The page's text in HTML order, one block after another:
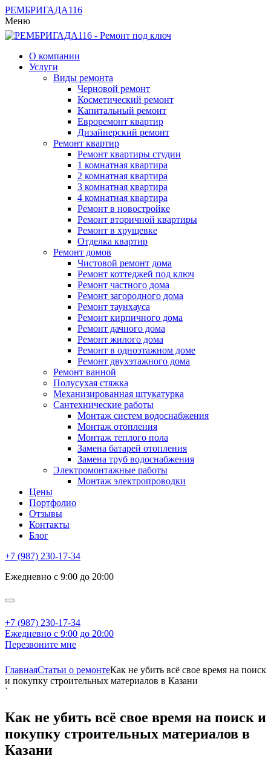
РЕМБРИГАДА116
Меню
О компании
Услуги
Виды ремонта
Черновой ремонт
Косметический ремонт
Капитальный ремонт
Евроремонт квартир
Дизайнерский ремонт
Ремонт квартир
Ремонт квартиры студии
1 комнатная квартира
2 комнатная квартира
3 комнатная квартира
4 комнатная квартира
Ремонт в новостройке
Ремонт вторичной квартиры
Ремонт в хрущевке
Отделка квартир
Ремонт домов
Чистовой ремонт дома
Ремонт коттеджей под ключ
Ремонт частного дома
Ремонт загородного дома
Ремонт таунхауса
Ремонт кирпичного дома
Ремонт дачного дома
Ремонт жилого дома
Ремонт в одноэтажном доме
Ремонт двухэтажного дома
Ремонт ванной
Полусухая стяжка
Механизированная штукатурка
Сантехнические работы
Монтаж систем водоснабжения
Монтаж отопления
Монтаж теплого пола
Замена батарей отопления
Замена труб водоснабжения
Электромонтажные работы
Монтаж электропроводки
Цены
Портфолио
Отзывы
Контакты
Блог
+7 (987) 230-17-34
Ежедневно с 9:00 до 20:00
+7 (987) 230-17-34
Ежедневно с 9:00 до 20:00
Перезвоните мне
ГлавнаяСтатьи о ремонтеКак не убить всё свое время на поиск
и покупку строительных материалов в Казани
`
Как не убить всё свое время на поиск и
покупку строительных материалов в
Казани